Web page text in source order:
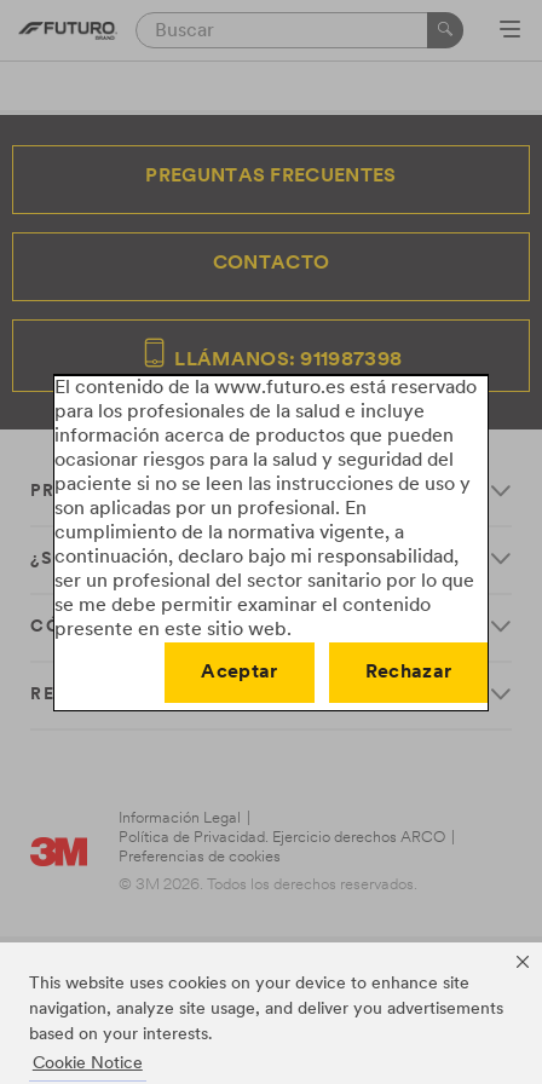
This website uses cookies on your device to enhance site
navigation, analyze site usage, and deliver you advertisements
based on your interests.
Cookie Notice
El contenido de la www.futuro.es está reservado
para los profesionales de la salud e incluye
información acerca de productos que pueden
ocasionar riesgos para la salud y seguridad del
paciente si no se leen las instrucciones de uso y
son aplicadas por un profesional. En
cumplimiento de la normativa vigente, a
continuación, declaro bajo mi responsabilidad,
ser un profesional del sector sanitario por lo que
se me debe permitir examinar el contenido
presente en este sitio web.
Aceptar Rechazar
PREGUNTAS FRECUENTES
CONTACTO
LLÁMANOS: 911987398
PRODUCTS
¿SEGUIMOS?
CÓMO FUNCIONAN
RECURSOS
Información Legal
Política de Privacidad. Ejercicio derechos ARCO
Preferencias de cookies
© 3M 2026. Todos los derechos reservados.